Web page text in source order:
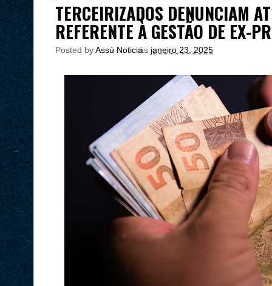
TERCEIRIZADOS DENUNCIAM
REFERENTE À GESTÃO DE EX-
Posted byAssú Noticia
às janeiro 23, 2025